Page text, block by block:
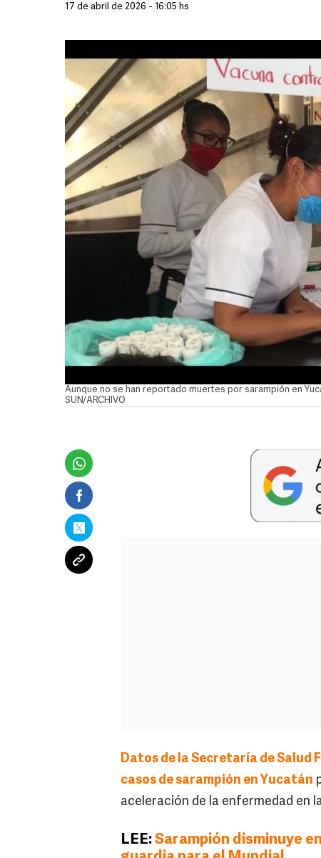
17 de abril de 2026 - 16:05 hs
Aunque no se han reportado muertes por sarampión en
SUN/ARCHIVO
Datos de la Secretaría de Salud
casos de sarampión en Yucatán
aceleración de la enfermedad en
LEE:Sarampión disminuye